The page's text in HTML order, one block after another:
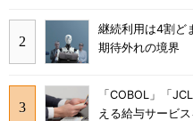
継続利用は4割
期待外れの境界
「COBOL」「
える給与サービ